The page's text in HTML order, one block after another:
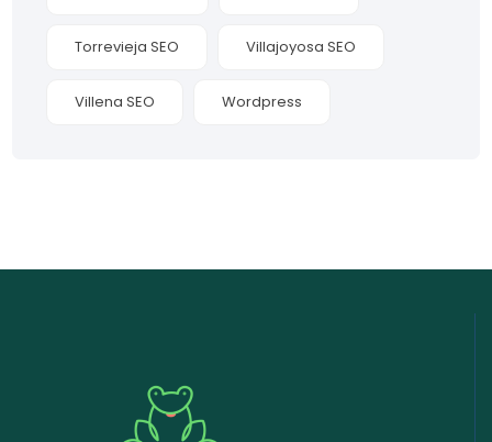
Torrevieja SEO Villajoyosa SEO
Villena SEO Wordpress